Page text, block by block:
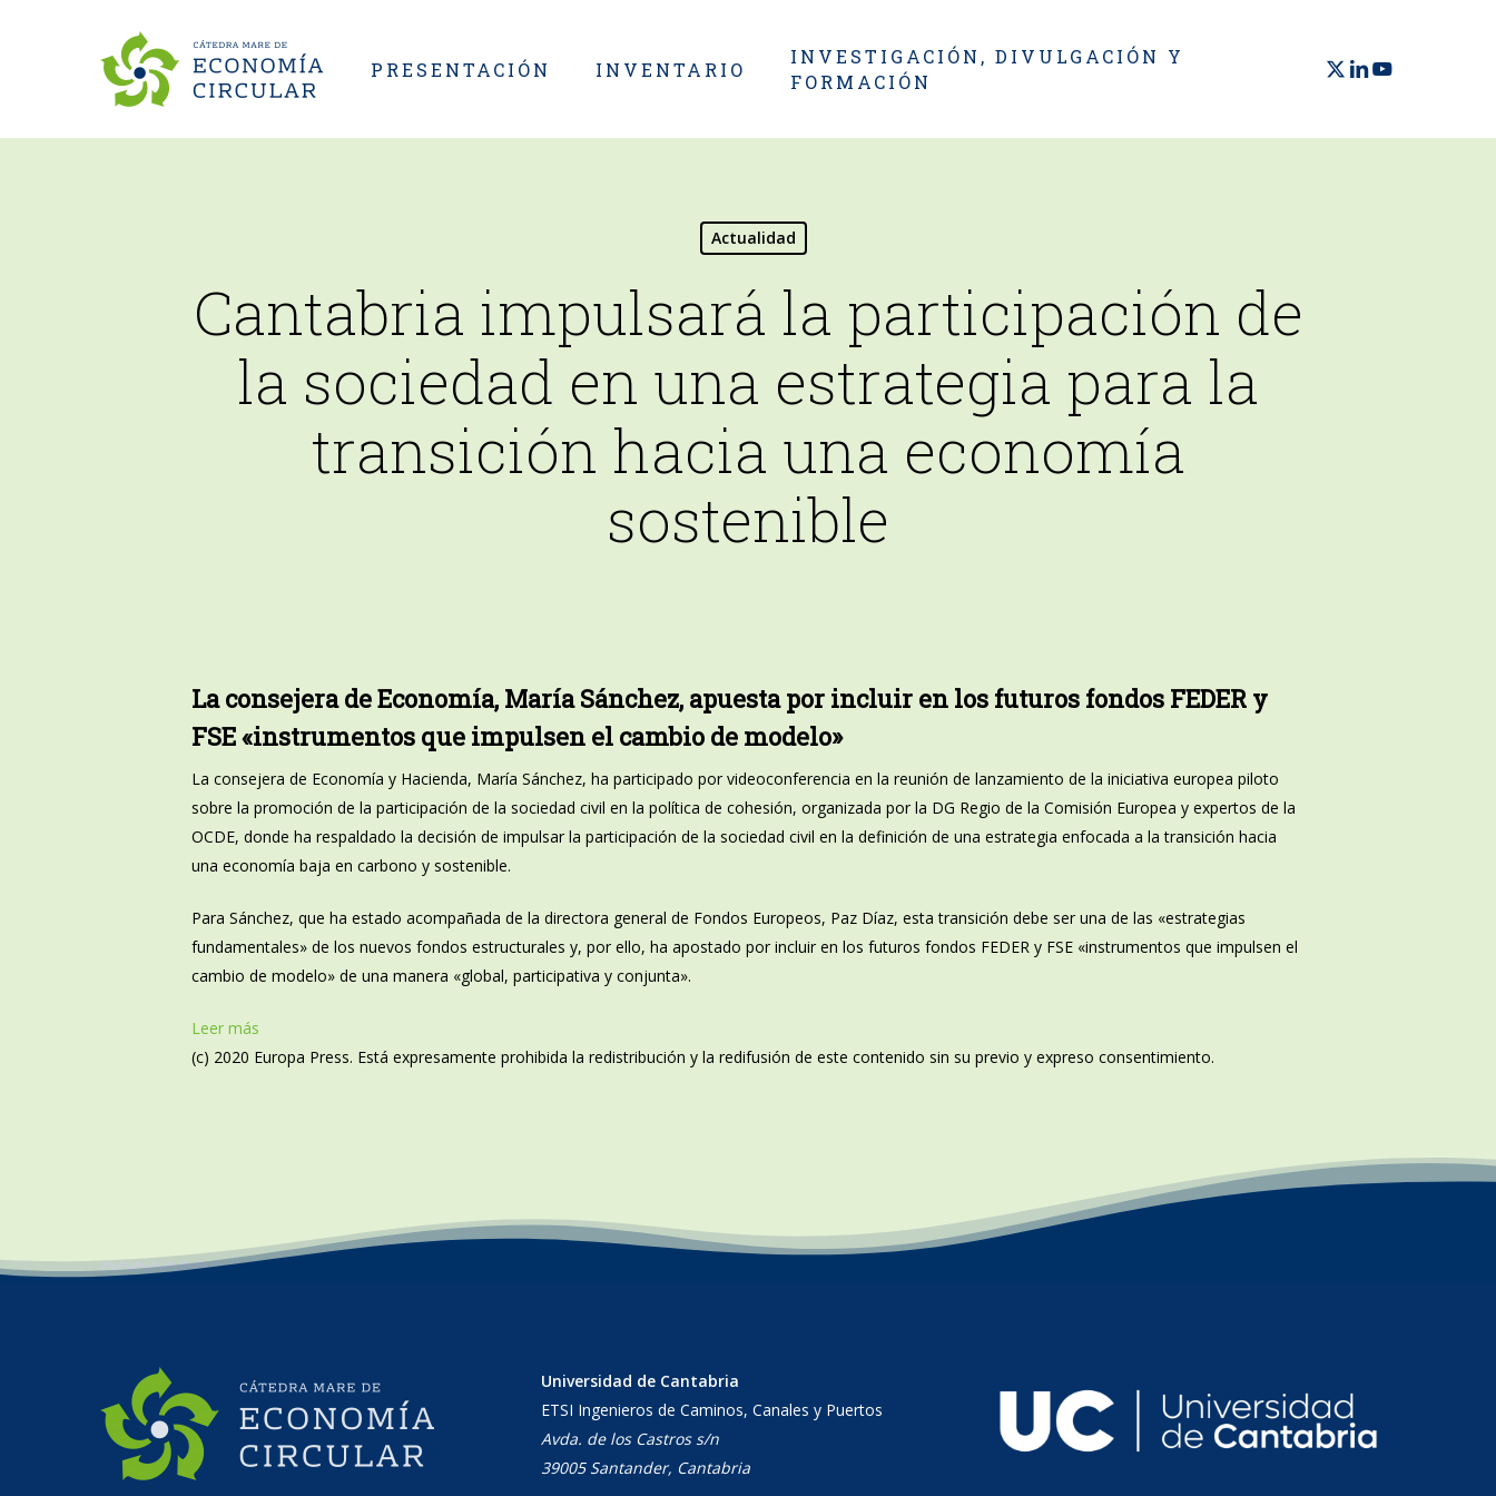
PRESENTACIÓN INVENTARIO
INVESTIGACIÓN, DIVULGACIÓN Y
FORMACIÓN
X-
TWITTER
LINKEDIN
YOUTUBE
Actualidad
Cantabria impulsará la participación de
la sociedad en una estrategia para la
transición hacia una economía
sostenible
La consejera de Economía, María Sánchez, apuesta por incluir en los futuros fondos FEDER y
FSE «instrumentos que impulsen el cambio de modelo»
La consejera de Economía y Hacienda, María Sánchez, ha participado por videoconferencia en la reunión de lanzamiento de la iniciativa europea piloto
sobre la promoción de la participación de la sociedad civil en la política de cohesión, organizada por la DG Regio de la Comisión Europea y expertos de la
OCDE, donde ha respaldado la decisión de impulsar la participación de la sociedad civil en la definición de una estrategia enfocada a la transición hacia
una economía baja en carbono y sostenible.
Para Sánchez, que ha estado acompañada de la directora general de Fondos Europeos, Paz Díaz, esta transición debe ser una de las «estrategias
fundamentales» de los nuevos fondos estructurales y, por ello, ha apostado por incluir en los futuros fondos FEDER y FSE «instrumentos que impulsen el
cambio de modelo» de una manera «global, participativa y conjunta».
Leer más
(c) 2020 Europa Press. Está expresamente prohibida la redistribución y la redifusión de este contenido sin su previo y expreso consentimiento.
Universidad de Cantabria
ETSI Ingenieros de Caminos, Canales y Puertos
Avda. de los Castros s/n
39005 Santander, Cantabria